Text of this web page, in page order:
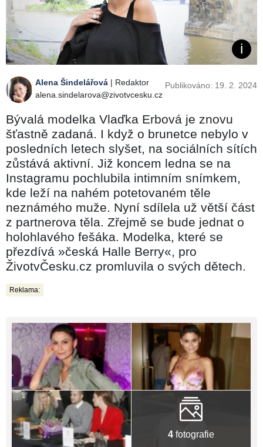
Alena Šindelářová | Redaktor
alena.sindelarova@zivotvcesku.cz
Publikováno: 19. 2. 2024
Bývalá modelka Vlaďka Erbová je znovu
šťastně zadaná. I když o brunetce nebylo v
posledních letech slyšet, na sociálních sítích
zůstává aktivní. Již koncem ledna se na
Instagramu pochlubila intimním snímkem,
kde leží na nahém potetovaném těle
neznámého muže. Nyní sdílela už větší část
z partnerova těla. Zřejmě se bude jednat o
holohlavého fešáka. Modelka, které se
přezdívá »česká Halle Berry«, pro
ŽivotvČesku.cz promluvila o svých dětech.
Reklama:
4 fotografie